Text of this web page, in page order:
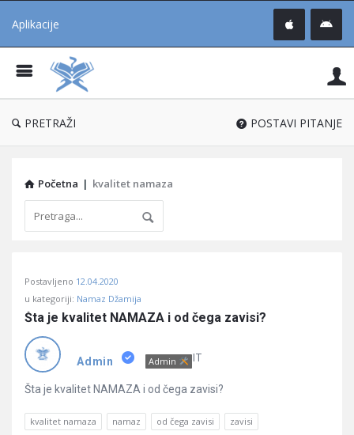
Aplikacije
®
PRETRAŽI POSTAVI PITANJE
Početna | kvalitet namaza
Učene
Latest
Pitanja
Postavljeno 12.04.2020
u kategoriji: Namaz Džamija
Šta je kvalitet NAMAZA i od čega zavisi?
Admin Admin IT
Šta je kvalitet NAMAZA i od čega zavisi?
kvalitet namaza namaz od čega zavisi zavisi